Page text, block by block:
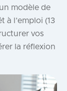
modèle de
à l’emploi (13
vos
la réflexion